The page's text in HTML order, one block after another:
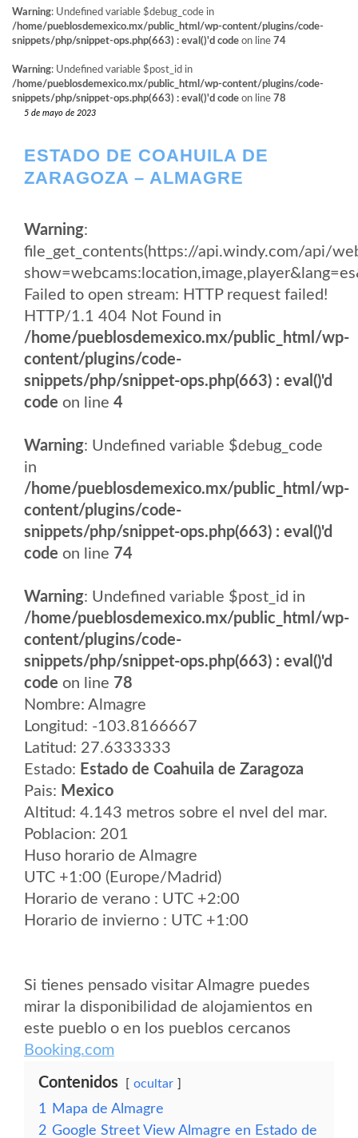
Warning: Undefined variable $debug_code in
/home/pueblosdemexico.mx/public_html/wp-content/plugins/code-
snippets/php/snippet-ops.php(663) : eval()'d code on line 74
Warning: Undefined variable $post_id in
/home/pueblosdemexico.mx/public_html/wp-content/plugins/code-
snippets/php/snippet-ops.php(663) : eval()'d code on line 78
5 de mayo de 2023
ESTADO DE COAHUILA DE
ZARAGOZA – ALMAGRE
Warning:
file_get_contents(https://api.windy.com/api/
Failed to open stream: HTTP request failed!
HTTP/1.1 404 Not Found in
/home/pueblosdemexico.mx/public_html/wp-
content/plugins/code-
snippets/php/snippet-ops.php(663) : eval()'d
code on line 4
Warning: Undefined variable $debug_code
in
/home/pueblosdemexico.mx/public_html/wp-
content/plugins/code-
snippets/php/snippet-ops.php(663) : eval()'d
code on line 74
Warning: Undefined variable $post_id in
/home/pueblosdemexico.mx/public_html/wp-
content/plugins/code-
snippets/php/snippet-ops.php(663) : eval()'d
code on line 78
Nombre: Almagre
Longitud: -103.8166667
Latitud: 27.6333333
Estado: Estado de Coahuila de Zaragoza
Pais: Mexico
Altitud: 4.143 metros sobre el nvel del mar.
Poblacion: 201
Huso horario de Almagre
UTC +1:00 (Europe/Madrid)
Horario de verano : UTC +2:00
Horario de invierno : UTC +1:00
Si tienes pensado visitar Almagre puedes
mirar la disponibilidad de alojamientos en
este pueblo o en los pueblos cercanos
Booking.com
Contenidos ocultar
1
Mapa de Almagre
2 Google Street View Almagre en Estado de